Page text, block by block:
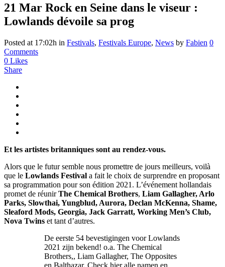
21 Mar Rock en Seine dans le viseur :
Lowlands dévoile sa prog
Posted at 17:02h in Festivals, Festivals Europe, News by Fabien 0
Comments
0 Likes
Share
Et les artistes britanniques sont au rendez-vous.
Alors que le futur semble nous promettre de jours meilleurs, voilà
que le Lowlands Festival a fait le choix de surprendre en proposant
sa programmation pour son édition 2021. L’événement hollandais
promet de réunirThe Chemical Brothers, Liam Gallagher, Arlo
Parks, Slowthai, Yungblud, Aurora, Declan McKenna, Shame,
Sleaford Mods, Georgia, Jack Garratt, Working Men’s Club,
Nova Twins et tant d’autres.
De eerste 54 bevestigingen voor Lowlands
2021 zijn bekend! o.a. The Chemical
Brothers,, Liam Gallagher, The Opposites
en Balthazar. Check hier alle namen en